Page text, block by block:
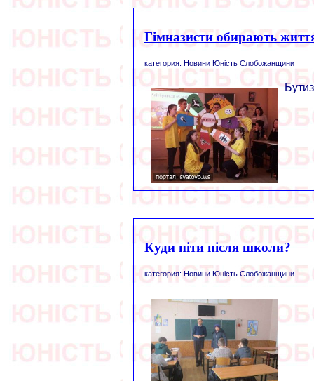
Гімназисти обирають
категория: Новини Юність Слобожанщини
Куди піти після школи?
категория: Новини Юність Слобожанщини